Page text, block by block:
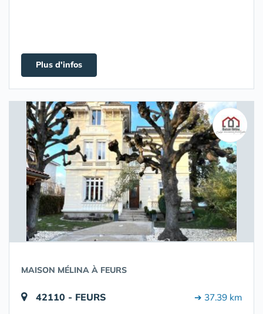
Plus d'infos
MAISON MÉLINA À FEURS
42110 - FEURS ➔ 37.39 km